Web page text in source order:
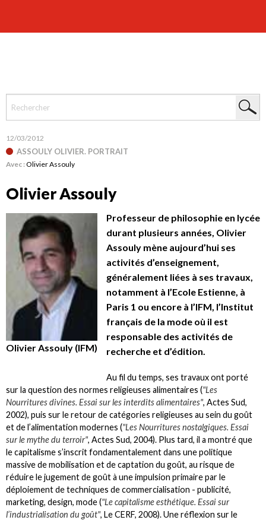
12/03/2012
ASSOULY OLIVIER. PORTRAIT
Avec :Olivier Assouly
Olivier Assouly
Olivier Assouly (IFM)
Professeur de philosophie en lycée
durant plusieurs années, Olivier
Assouly mène aujourd’hui ses
activités d’enseignement,
généralement liées à ses travaux,
notamment à l’Ecole Estienne, à
Paris 1 ou encore à l’IFM, l’Institut
français de la mode où il est
responsable des activités de
recherche et d’édition.
Au fil du temps, ses travaux ont porté
sur la question des normes religieuses alimentaires ("Les
Nourritures divines. Essai sur les interdits alimentaires", Actes Sud,
2002), puis sur le retour de catégories religieuses au sein du goût
et de l’alimentation modernes ("Les Nourritures nostalgiques. Essai
sur le mythe du terroir", Actes Sud, 2004). Plus tard, il a montré que
le capitalisme s’inscrit fondamentalement dans une politique
massive de mobilisation et de captation du goût, au risque de
réduire le jugement de goût à une impulsion primaire par le
déploiement de techniques de commercialisation - publicité,
marketing, design, mode ("Le capitalisme esthétique. Essai sur
l’industrialisation du goût", Le CERF, 2008). Une réflexion sur le